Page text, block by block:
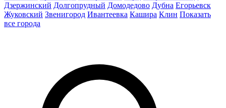
Дзержинский Долгопрудный Домодедово Дубна Егорьевск
Жуковский Звенигород Ивантеевка Кашира Клин Показать
все города